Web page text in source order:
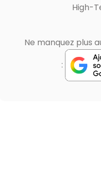
High-
Ne manquez plus
: